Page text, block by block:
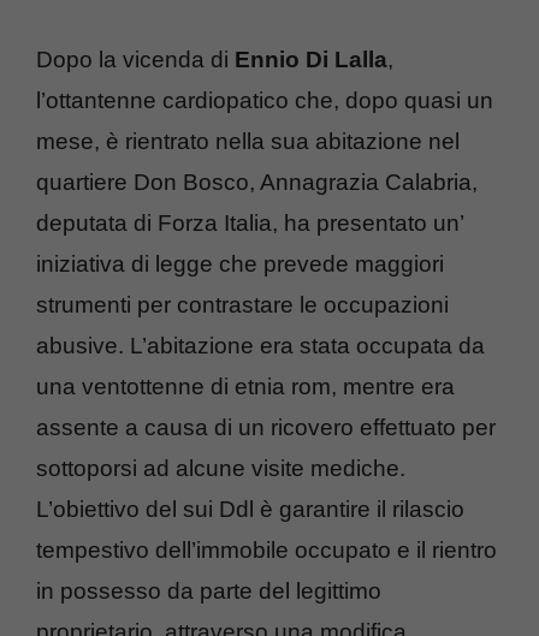
Dopo la vicenda di Ennio Di Lalla,
l’ottantenne cardiopatico che, dopo quasi un
mese, è rientrato nella sua abitazione nel
quartiere Don Bosco, Annagrazia Calabria,
deputata di Forza Italia, ha presentato un’
iniziativa di legge che prevede maggiori
strumenti per contrastare le occupazioni
abusive. L’abitazione era stata occupata da
una ventottenne di etnia rom, mentre era
assente a causa di un ricovero effettuato per
sottoporsi ad alcune visite mediche.
L’obiettivo del sui Ddl è garantire il rilascio
tempestivo dell’immobile occupato e il rientro
in possesso da parte del legittimo